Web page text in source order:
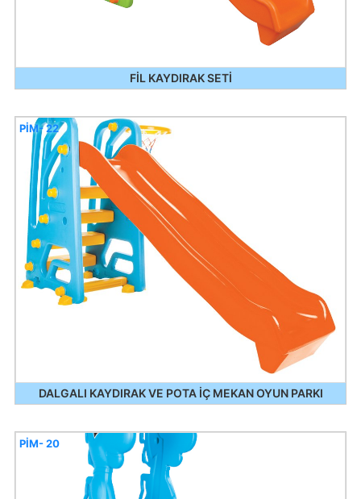
FİL KAYDIRAK SETİ
DALGALI KAYDIRAK VE POTA İÇ MEKAN OYUN PARKI
PİM- 22
PİM- 20